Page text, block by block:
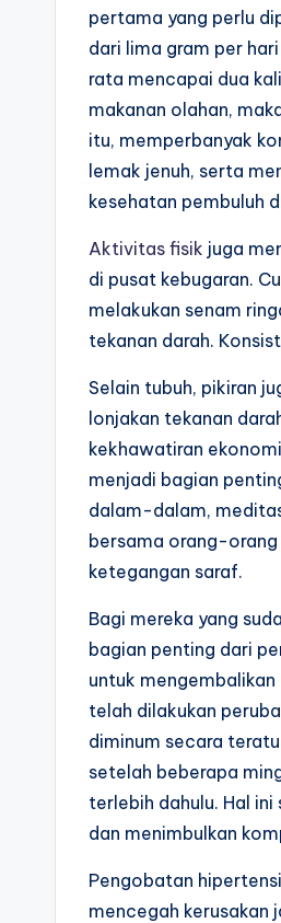
pertama yang perlu
dari lima gram per
rata mencapai dua
makanan olahan,
itu, memperbanyak
lemak jenuh, serta
kesehatan pembuluh
Aktivitas fisik juga
di pusat kebugaran.
melakukan senam
tekanan darah.
Selain tubuh, pikiran
lonjakan tekanan
kekhawatiran
menjadi bagian
dalam-dalam,
bersama orang-
ketegangan saraf.
Bagi mereka yang
bagian penting dari
untuk
telah dilakukan
diminum secara
setelah beberapa
terlebih dahulu. Hal
dan menimbulkan
Pengobatan
mencegah kerusakan